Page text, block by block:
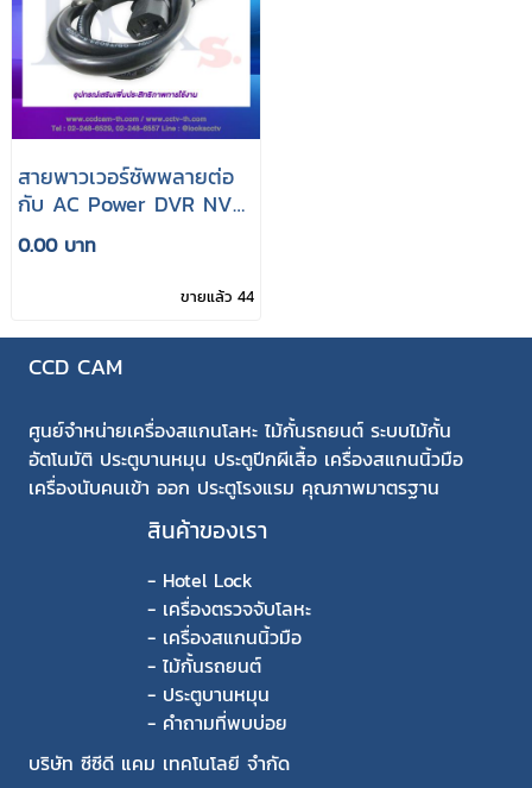
สายพาวเวอร์ซัพพลายต่อ
กับ AC Power DVR NVR
สาย 3 รู เส้นใหญ่
มาตรฐาน 100%
0.00 บาท
ขายแล้ว 44
CCD CAM
ศูนย์จำหน่ายเครื่องสแกนโลหะ ไม้กั้นรถยนต์ ระบบไม้กั้น
อัตโนมัติ ประตูบานหมุน ประตูปีกผีเสื้อ เครื่องสแกนนิ้วมือ
เครื่องนับคนเข้า ออก ประตูโรงแรม คุณภาพมาตรฐาน
สินค้าของเรา
- Hotel Lock
- เครื่องตรวจจับโลหะ
- เครื่องสแกนนิ้วมือ
- ไม้กั้นรถยนต์
- ประตูบานหมุน
- คำถามที่พบบ่อย
บริษัท ซีซีดี แคม เทคโนโลยี จำกัด